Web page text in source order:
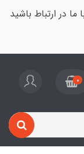
در ارتباط باشید
0